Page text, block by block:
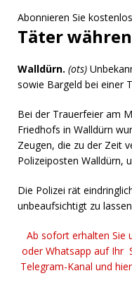
Abonnieren Sie
Täter
Walldürn. (ots)
sowie Bargeld bei einer
Bei der Trauerfeier am
Friedhofs in Walldürn
Zeugen, die zu der Zeit
Polizeiposten Walldürn,
Die Polizei rät
unbeaufsichtigt zu
Ab sofort erhalten Sie
oder Whatsapp auf Ihr
Telegram-Kanal und